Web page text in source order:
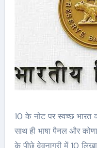
10 के नोट पर स्वच्छ भारत
साथ ही भाषा पैनल और
के पीछे देवनागरी में 10 लिखा